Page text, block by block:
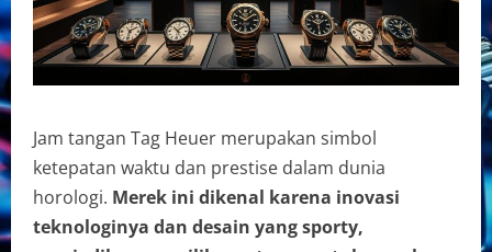
Jam tangan Tag Heuer merupakan simbol
ketepatan waktu dan prestise dalam dunia
horologi. Merek ini dikenal karena inovasi
teknologinya dan desain yang sporty,